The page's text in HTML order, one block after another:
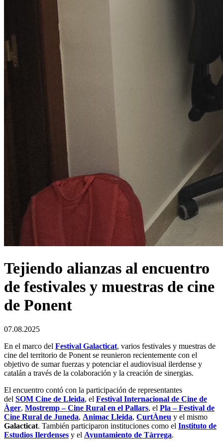
Tejiendo alianzas al encuentro
de festivales y muestras de cine
de Ponent
07.08.2025
En el marco del Festival Galacticat, varios festivales y muestras de
cine del territorio de Ponent se reunieron recientemente con el
objetivo de sumar fuerzas y potenciar el audiovisual ilerdense y
catalán a través de la colaboración y la creación de sinergias.
El encuentro contó con la participación de representantes
del SOM Cine de Lleida, el Festival Internacional de Cine de
Àger, Mostremp – Cine Rural en el Pallars, el Pla – Festival de
Cine Rural de Juneda, Animac Lleida, CurtÀneu y el mismo
Galacticat. También participaron instituciones como el Instituto de
Estudios Ilerdenses y el Ayuntamiento de Tàrrega.